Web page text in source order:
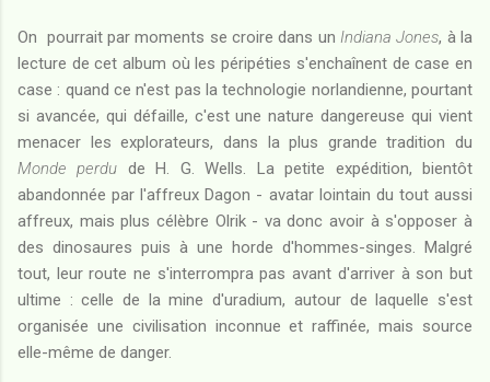
On pourrait par moments se croire dans un Indiana Jones, à la
lecture de cet album où les péripéties s'enchaînent de case en
case : quand ce n'est pas la technologie norlandienne, pourtant
si avancée, qui défaille, c'est une nature dangereuse qui vient
menacer les explorateurs, dans la plus grande tradition du
Monde perdu de H. G. Wells. La petite expédition, bientôt
abandonnée par l'affreux Dagon - avatar lointain du tout aussi
affreux, mais plus célèbre Olrik - va donc avoir à s'opposer à
des dinosaures puis à une horde d'hommes-singes. Malgré
tout, leur route ne s'interrompra pas avant d'arriver à son but
ultime : celle de la mine d'uradium, autour de laquelle s'est
organisée une civilisation inconnue et raffinée, mais source
elle-même de danger.